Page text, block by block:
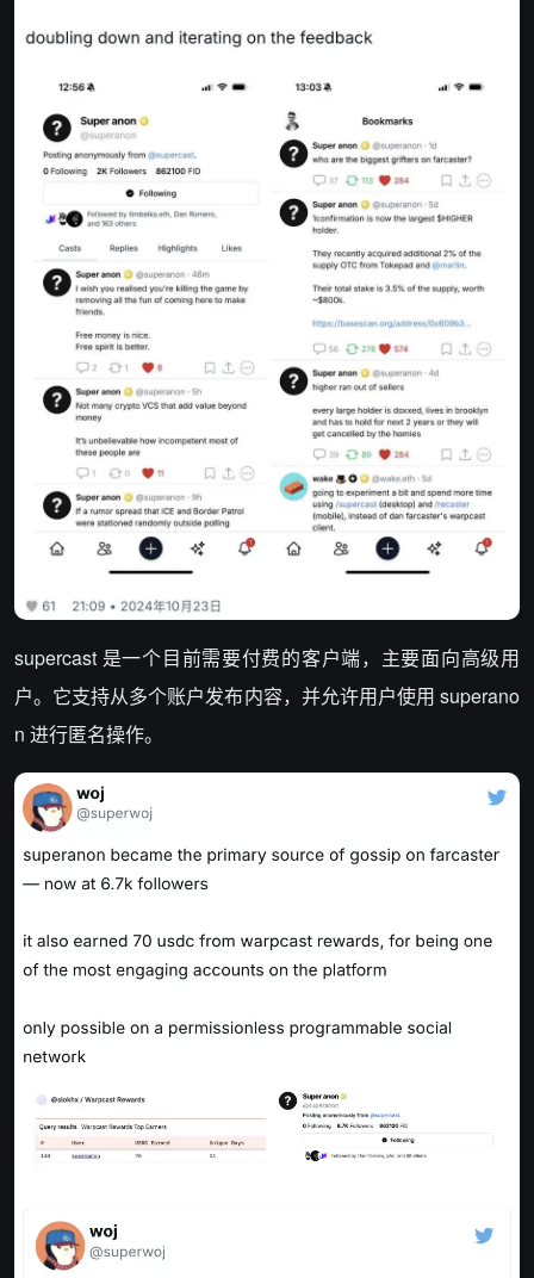
supercast 是一个目前需要付费的客户端，主要面向高级用
户。它支持从多个账户发布内容，并允许用户使用 superano
n 进行匿名操作。